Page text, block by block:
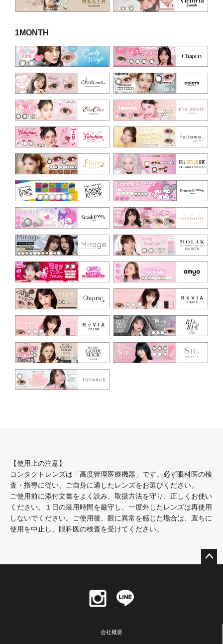
1MONTH
【使用上の注意】
コンタクトレンズは「高度管理医療機器」です。必ず眼科医の検
査・指導に従い、ご自身に適したレンズをお選びください。
ご使用前に添付文書をよく読み、取扱方法を守り、正しくお使い
ください。１日の装用時間を厳守し、一度外したレンズは再使用
しないでください。ご使用後、眼に異常を感じた場合は、直ちに
使用を中止し、眼科医の検査を受けてください。
会社概要